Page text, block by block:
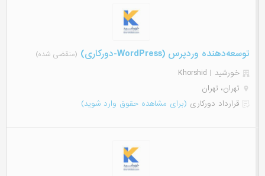
توسعه‌دهنده وردپرس (WordPress-دورکاری) (منقضی شده)
خورشید | Khorshid
تهران، تهران
قرارداد دورکاری (برای مشاهده حقوق وارد شوید)